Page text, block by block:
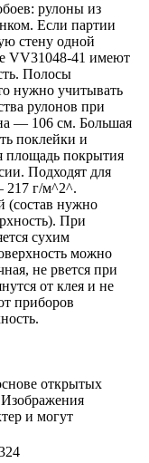
рулоны из
Если партии
стену одной
VV31048-41 имеют
Полосы
нужно учитывать
рулонов при
— 106 см. Большая
поклейки и
площадь покрытия
Подходят для
217 г/м^2^.
(состав нужно
При
сухим
можно
не рвется при
от клея и не
приборов
открытых
и могут